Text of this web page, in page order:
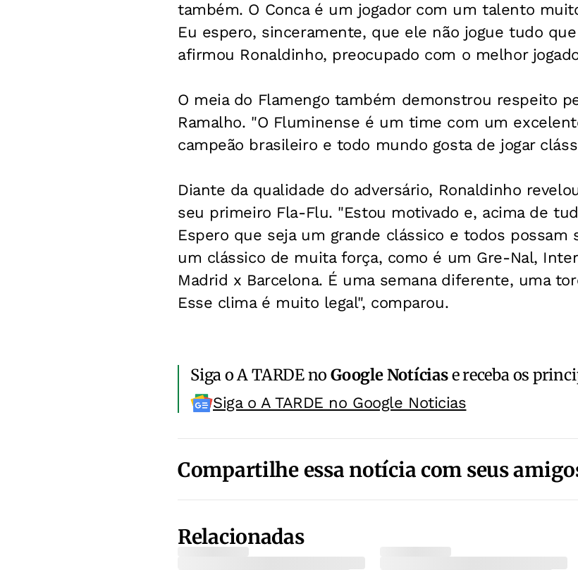
também. O Conca é um jogador com um talento
Eu espero, sinceramente, que ele não jogue tudo
afirmou Ronaldinho, preocupado com o melhor
O meia do Flamengo também demonstrou respeito
Ramalho. "O Fluminense é um time com um
campeão brasileiro e todo mundo gosta de jogar
Diante da qualidade do adversário, Ronaldinho
seu primeiro Fla-Flu. "Estou motivado e, acima de
Espero que seja um grande clássico e todos possam
um clássico de muita força, como é um Gre-Nal,
Madrid x Barcelona. É uma semana diferente, uma
Esse clima é muito legal", comparou.
Siga o A TARDE noGoogle Notíciase receba os
Siga o A TARDE no Google Noticias
Compartilhe essa notícia com seus
Relacionadas